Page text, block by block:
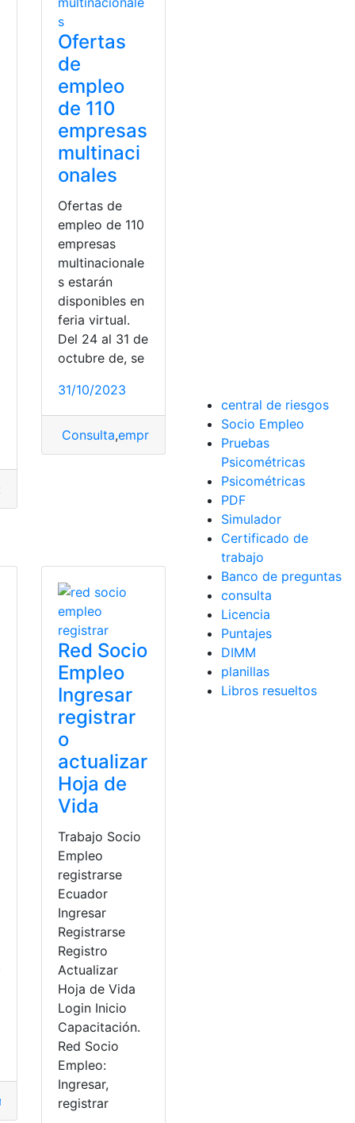
pronaca
Ofertas
de
empleo
de 110
empresas
multinaci
onales
Ofertas de
empleo de 110
empresas
multinacionale
s estarán
disponibles en
feria virtual.
Del 24 al 31 de
octubre de, se
31/10/2023
Consulta,empresas Empresas multinacionales
de Trabajo,Tonicorp
ofertas de empleo
Ofertas de Trabajo
Coral,ofertas
Red Socio
Empleo
Ingresar
registrar
o
actualizar
Hoja de
Vida
Trabajo Socio
Empleo
registrarse
Ecuador
Ingresar
Registrarse
Registro
Actualizar
Hoja de Vida
Login Inicio
Capacitación.
Red Socio
Empleo:
Ingresar,
registrar
central de riesgos
Socio Empleo
Pruebas
Psicométricas
Psicométricas
PDF
Simulador
Certificado de
trabajo
Banco de preguntas
consulta
Licencia
Puntajes
DIMM
planillas
Libros resueltos